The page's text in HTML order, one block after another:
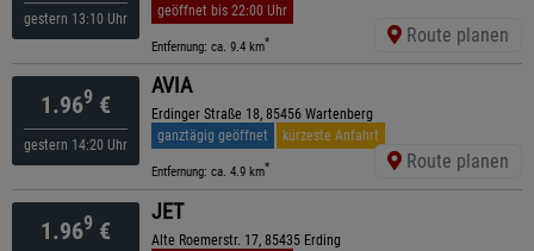
gestern 13:10 Uhr
geöffnet bis 22:00 Uhr
Entfernung: ca. 9.4 km* Route planen
1.969 €
gestern 14:20 Uhr
AVIA
Erdinger Straße 18, 85456 Wartenberg
ganztägig geöffnet
kürzeste Anfahrt
Entfernung: ca. 4.9 km* Route planen
1.969 €
JET
Alte Roemerstr. 17, 85435 Erding